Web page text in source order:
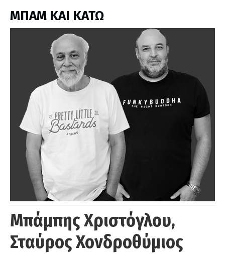
ΜΠΑΜ ΚΑΙ ΚΑΤΩ
Μπάμπης Χριστόγλου,
Σταύρος Χονδροθύμιος